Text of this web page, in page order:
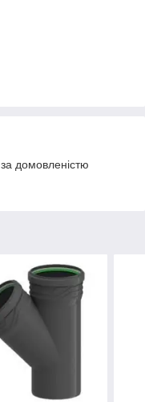
домовленістю